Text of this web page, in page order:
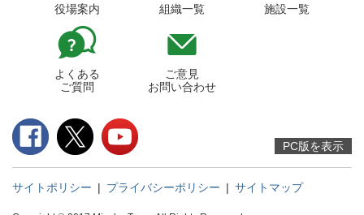
役場案内 組織一覧 施設一覧
よくある
ご質問
ご意見
お問い合わせ
サイトポリシー | プライバシーポリシー | サイトマップ
PC版を表示